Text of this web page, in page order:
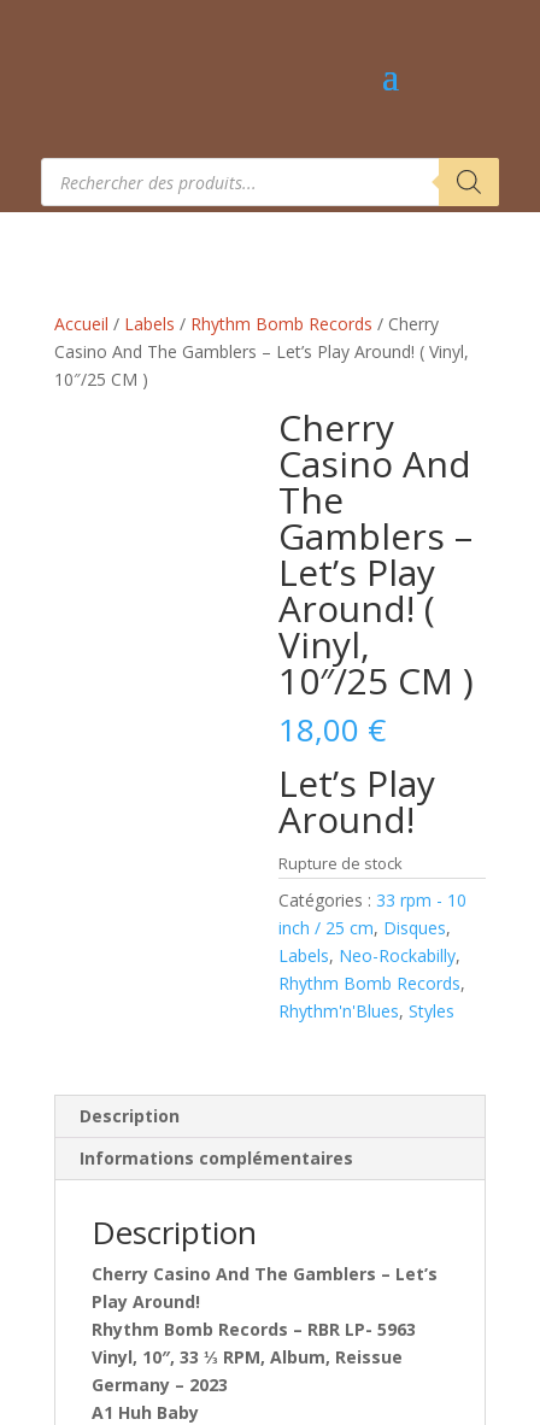
Recherche
produits
Accueil / Labels / Rhythm Bomb Records / Cherry
Casino And The Gamblers – Let’s Play Around! ( Vinyl,
10″/25 CM )
Cherry
Casino And
The
Gamblers –
Let’s Play
Around! (
Vinyl,
10″/25 CM )
18,00 €
Let’s Play
Around!
Rupture de stock
Catégories : 33 rpm - 10
inch / 25 cm, Disques,
Labels, Neo-Rockabilly,
Rhythm Bomb Records,
Rhythm'n'Blues,Styles
Description
Informations complémentaires
Description
Cherry Casino And The Gamblers – Let’s
Play Around!
Rhythm Bomb Records – RBR LP- 5963
Vinyl, 10″, 33 ⅓ RPM, Album, Reissue
Germany – 2023
A1 Huh Baby